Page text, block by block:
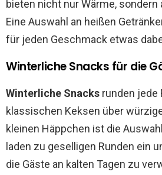
bieten nicht nur Wärme,
Eine Auswahl an heißen
für jeden Geschmack etwas
Winterliche Snacks für die
Winterliche Snacks runden jede
klassischen Keksen über
kleinen Häppchen ist die
laden zu geselligen Runden ein
die Gäste an kalten Tagen zu